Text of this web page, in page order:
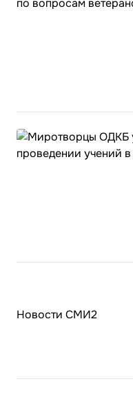
Новости СМИ2